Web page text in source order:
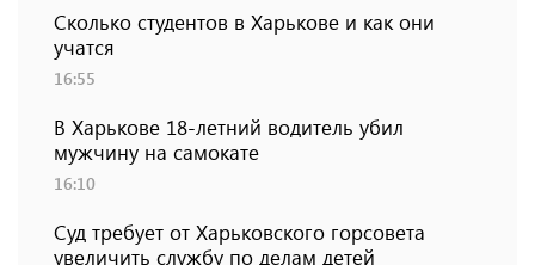
Сколько студентов в Харькове и как они
учатся
16:55
В Харькове 18-летний водитель убил
мужчину на самокате
16:10
Суд требует от Харьковского горсовета
увеличить службу по делам детей